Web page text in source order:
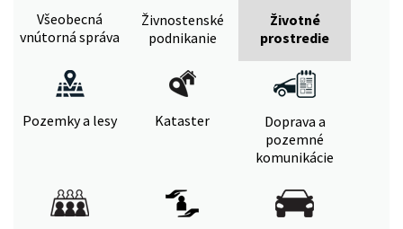
Všeobecná
vnútorná správa
Živnostenské
podnikanie
Životné
prostredie
Pozemky a lesy Kataster
Doprava a
pozemné
komunikácie